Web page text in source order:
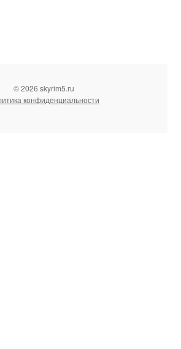
© 2026 skyrim5.ru
конфиденциальности